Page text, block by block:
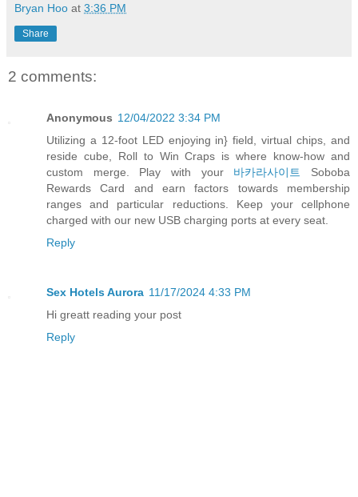
Bryan Hoo at 3:36 PM
Share
2 comments:
Anonymous 12/04/2022 3:34 PM
Utilizing a 12-foot LED enjoying in} field, virtual chips, and
reside cube, Roll to Win Craps is where know-how and
custom merge. Play with your 바카라사이트
Soboba
Rewards Card and earn factors towards membership
ranges and particular reductions. Keep your cellphone
charged with our new USB charging ports at every seat.
Reply
Sex Hotels Aurora 11/17/2024 4:33 PM
Hi greatt reading your post
Reply